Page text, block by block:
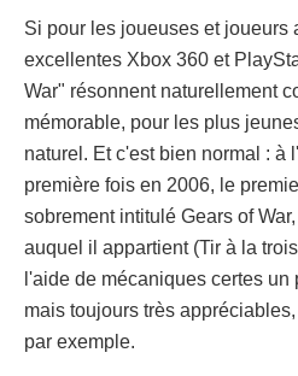
Si pour les joueuses et joueurs
excellentes Xbox 360 et
War" résonnent naturellement
mémorable, pour les plus
naturel. Et c'est bien normal : à
première fois en 2006, le
sobrement intitulé Gears of
auquel il appartient (Tir à la
l'aide de mécaniques certes
mais toujours très
par exemple.